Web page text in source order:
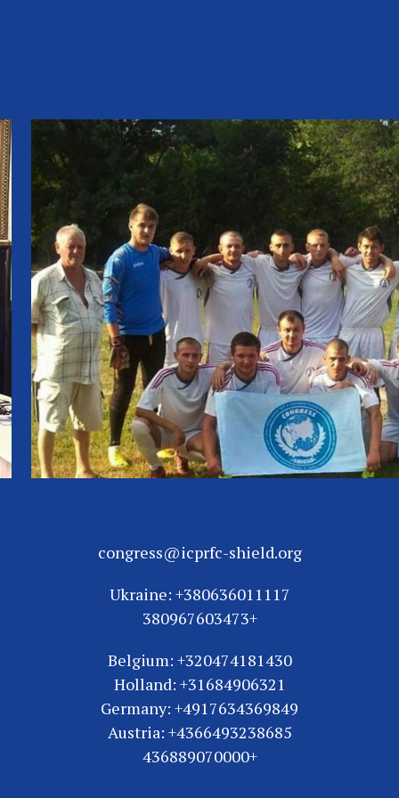
congress@icprfc-shield.org
Ukraine: +380636011117
+380967603473
Belgium: +320474181430
Holland: +31684906321
Germany: +4917634369849
Austria: +4366493238685
+436889070000